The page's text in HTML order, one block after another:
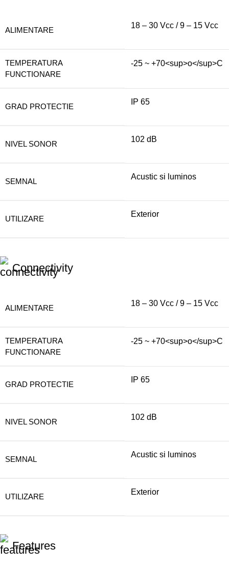
ALIMENTARE
18 – 30 Vcc / 9 – 15 Vcc
TEMPERATURA
FUNCTIONARE
-25 ~ +70<sup>o</sup>C
GRAD PROTECTIE
IP 65
NIVEL SONOR
102 dB
SEMNAL
Acustic si luminos
UTILIZARE
Exterior
Connectivity
ALIMENTARE
18 – 30 Vcc / 9 – 15 Vcc
TEMPERATURA
FUNCTIONARE
-25 ~ +70<sup>o</sup>C
GRAD PROTECTIE
IP 65
NIVEL SONOR
102 dB
SEMNAL
Acustic si luminos
UTILIZARE
Exterior
Features